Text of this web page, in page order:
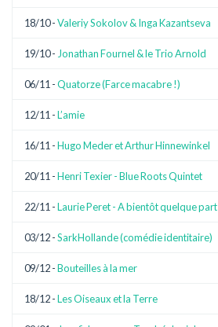
18/10 -Valeriy Sokolov & Inga Kazantseva
19/10 - Jonathan Fournel & le Trio Arnold
06/11 -Quatorze (Farce macabre !)
12/11 -L’amie
16/11 -Hugo Meder et Arthur Hinnewinkel
20/11 -Henri Texier - Blue Roots Quintet
22/11 -Laurie Peret - A bientôt quelque part
03/12 -SarkHollande (comédie identitaire)
09/12 -Bouteilles à la mer
18/12 -Les Oiseaux et la Terre